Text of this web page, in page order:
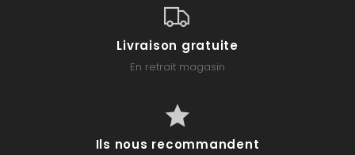
Livraison gratuite
En retrait magasin
Ils nous recommandent